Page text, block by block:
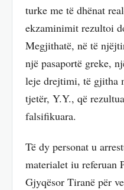
turke me të dhënat
ekzaminimit rezultoi
Megjithatë, në të
një pasaportë greke,
leje drejtimi, të gjitha
tjetër, Y.Y., që
falsifikuara.
Të dy personat u
materialet iu referuan
Gjyqësor Tiranë për